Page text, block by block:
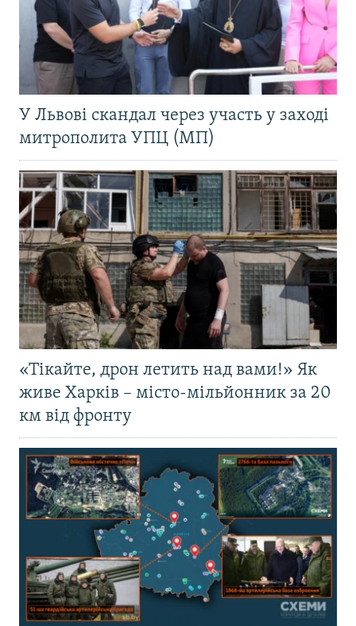
У Львові скандал через участь у заході
митрополита УПЦ (МП)
«Тікайте, дрон летить над вами!» Як
живе Харків – місто-мільйонник за 20
км від фронту